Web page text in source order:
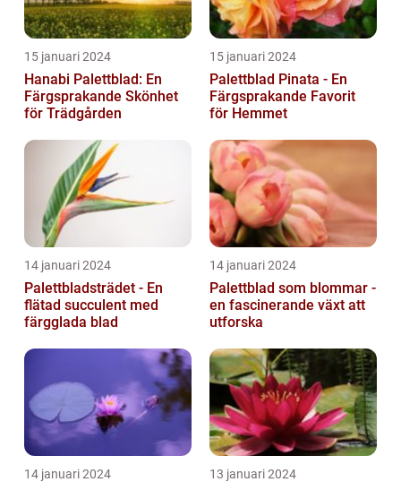
15 januari 2024
Hanabi Palettblad: En
Färgsprakande Skönhet
för Trädgården
15 januari 2024
Palettblad Pinata - En
Färgsprakande Favorit
för Hemmet
14 januari 2024
Palettbladsträdet - En
flätad succulent med
färgglada blad
14 januari 2024
Palettblad som blommar -
en fascinerande växt att
utforska
14 januari 2024 13 januari 2024